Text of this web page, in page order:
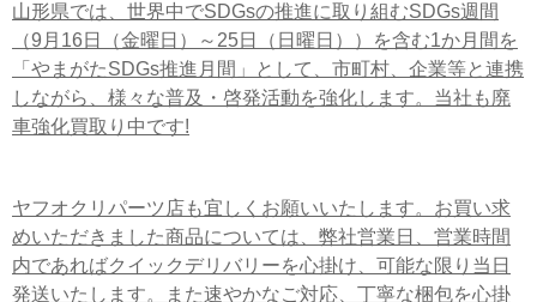
山形県では、世界中でSDGsの推進に取り組むSDGs週間
（9月16日（金曜日）～25日（日曜日））を含む1か月間を
「やまがたSDGs推進月間」として、市町村、企業等と連携
しながら、様々な普及・啓発活動を強化します。当社も廃
車強化買取り中です!
ヤフオクリパーツ店も宜しくお願いいたします。お買い求
めいただきました商品については、弊社営業日、営業時間
内であればクイックデリバリーを心掛け、可能な限り当日
発送いたします。また速やかなご対応、丁寧な梱包を心掛